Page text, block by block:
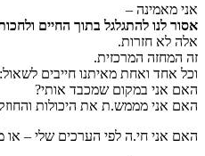
אני מאמינה –
אסור לנו להתגלגל בתוך החיים
אלה לא חזרות.
זה המחזה המרכזית.
וכל אחד ואחת מאיתנו חייבים לשאול:
האם אני במקום שמכבד אותי?
האם אני מממש.ת את היכולות
האם אני חי.ה לפי הערכים שלי –